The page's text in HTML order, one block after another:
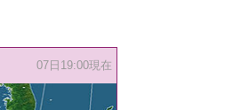
07日19:00現在